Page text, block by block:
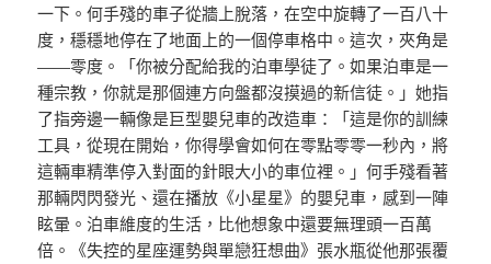
一下。何手殘的車子從牆上脫落，在空中旋轉了一百八十
度，穩穩地停在了地面上的一個停車格中。這次，夾角是
——零度。「你被分配給我的泊車學徒了。如果泊車是一
種宗教，你就是那個連方向盤都沒摸過的新信徒。」她指
了指旁邊一輛像是巨型嬰兒車的改造車：「這是你的訓練
工具，從現在開始，你得學會如何在零點零零一秒內，將
這輛車精準停入對面的針眼大小的車位裡。」何手殘看著
那輛閃閃發光、還在播放《小星星》的嬰兒車，感到一陣
眩暈。泊車維度的生活，比他想象中還要無理頭一百萬
倍。《失控的星座運勢與單戀狂想曲》張水瓶從他那張覆